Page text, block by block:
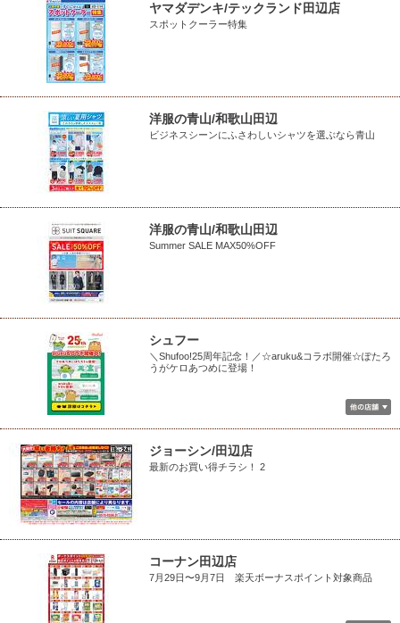
ヤマダデンキ/テックランド田辺店
スポットクーラー特集
洋服の青山/和歌山田辺
ビジネスシーンにふさわしいシャツを選ぶなら青山
洋服の青山/和歌山田辺
Summer SALE MAX50%OFF
シュフー
＼Shufoo!25周年記念！／☆aruku&コラボ開催☆ぽたろ
うがケロあつめに登場！
ジョーシン/田辺店
最新のお買い得チラシ！ 2
コーナン田辺店
7月29日〜9月7日 楽天ボーナスポイント対象商品